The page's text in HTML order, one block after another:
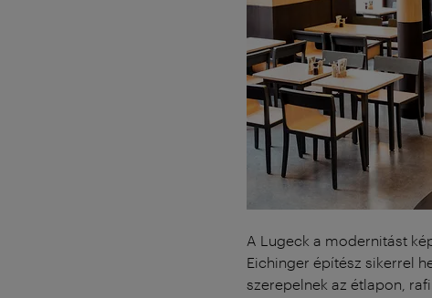
A Lugeck a modernitást
Eichinger építész sikerrel
szerepelnek az étlapon,